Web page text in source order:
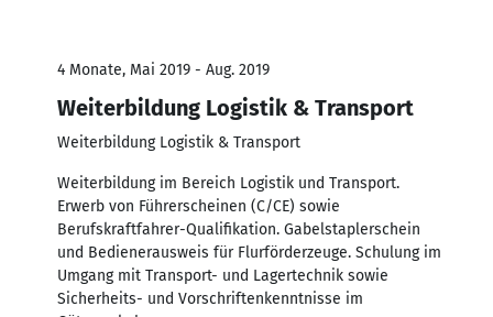
4 Monate, Mai 2019 - Aug. 2019
Weiterbildung Logistik & Transport
Weiterbildung Logistik & Transport
Weiterbildung im Bereich Logistik und Transport.
Erwerb von Führerscheinen (C/CE) sowie
Berufskraftfahrer-Qualifikation. Gabelstaplerschein
und Bedienerausweis für Flurförderzeuge. Schulung im
Umgang mit Transport- und Lagertechnik sowie
Sicherheits- und Vorschriftenkenntnisse im